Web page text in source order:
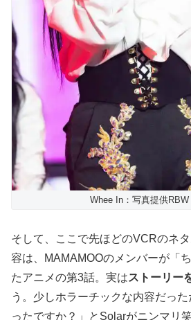
Whee In：写真提供
そして、ここで先ほどのVCRのネ
容は、MAMAMOOのメンバーが「
たアニメの第3話。実はストーリー
う。少しホラーチックな内容だっ
ったですか？」とSolarがニンマリ